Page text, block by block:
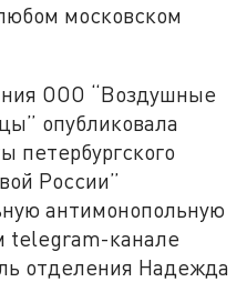
московском
ООО “Воздушные
опубликовала
петербургского
России”
антимонопольную
telegram-канале
отделения Надежда